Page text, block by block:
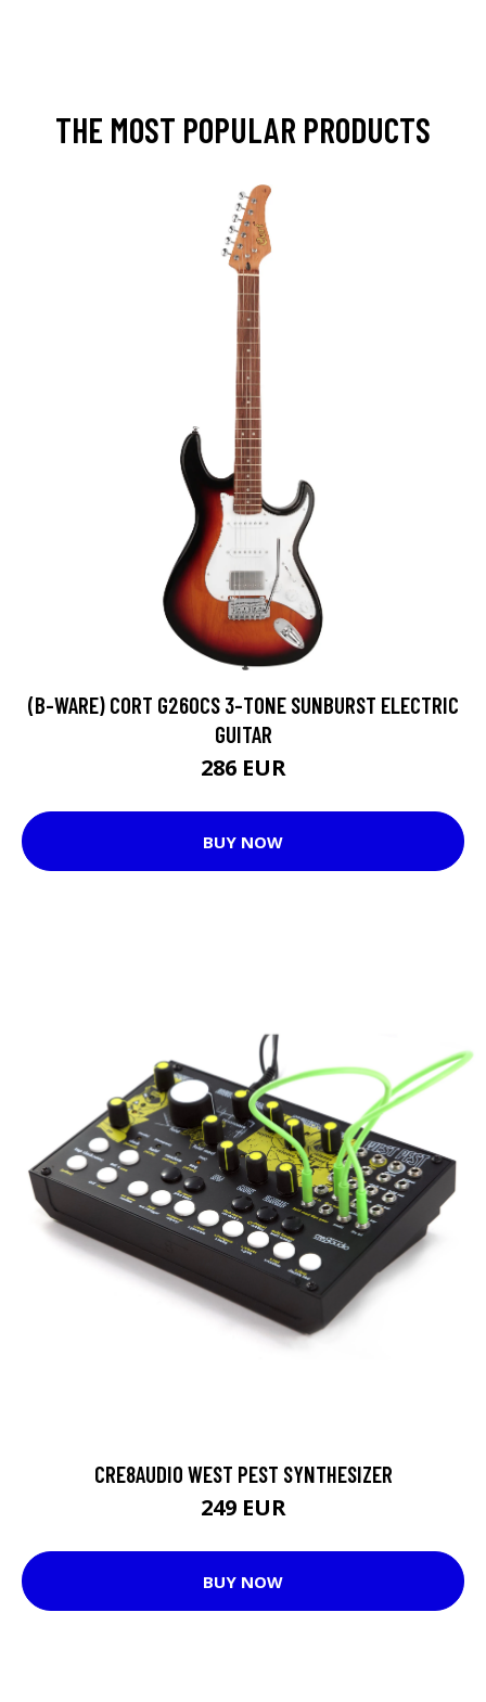
THE MOST POPULAR PRODUCTS
(B-WARE) CORT G260CS 3-TONE SUNBURST ELECTRIC
GUITAR
286 EUR
BUY NOW
CRE8AUDIO WEST PEST SYNTHESIZER
249 EUR
BUY NOW